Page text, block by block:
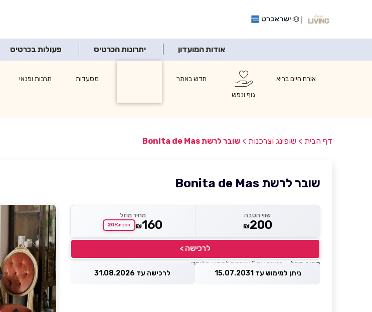
אודות המועדון יתרונות הכרטיס פעולות בכרטיס
אורח חיים בריא
גוף ונפש
חדש באתר מסעדות תרבות ופנאי
דף הבית > שופינג וצרכנות > שובר לרשת Bonita de Mas
שובר לרשת Bonita de Mas
שווי הטבה
₪200
מחיר מוזל
₪160 חסכת20%
לרכישה >
מחיר מוזל — זכאות עד 5 שוברים לחודש קלנדרי
ניתן למימוש עד 15.07.2031 לרכישה עד 31.08.2026